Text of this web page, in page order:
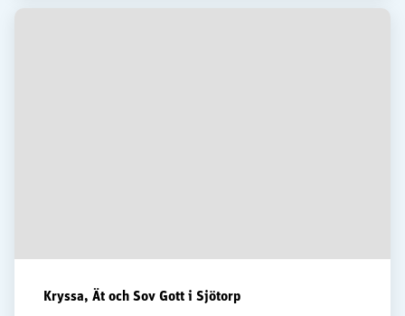
Kryssa, Ät och Sov Gott i Sjötorp